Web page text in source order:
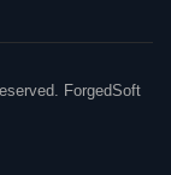
ForgedSoft